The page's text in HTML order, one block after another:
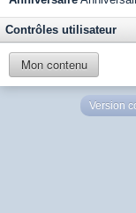
Contrôles utilisateur
Mon contenu
Version